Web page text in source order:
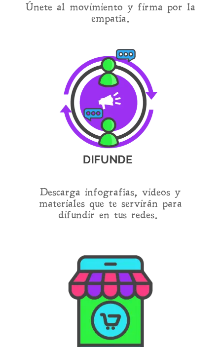
Únete al movimiento y firma por la
empatía.
Descarga infografías, videos y
materiales que te servirán para
difundir en tus redes.